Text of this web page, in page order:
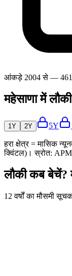
आंकड़े 2004 से —
महेसाणा में
1Y 2Y 5Y
हरा क्षेत्र = मासिक
क्विंटल)। स्रोत:
लौकी कब बेचें?
12 वर्षों का मौसमी